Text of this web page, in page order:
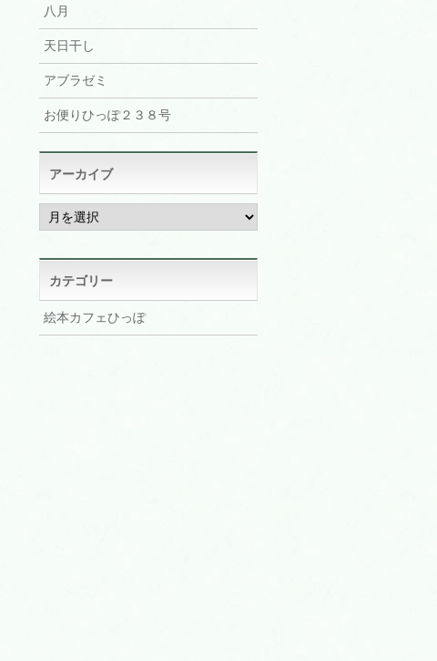
八月
天日干し
アブラゼミ
お便りひっぽ２３８号
アーカイブ
ア
ー
イ
ブカテゴリー
絵本カフェひっぽ